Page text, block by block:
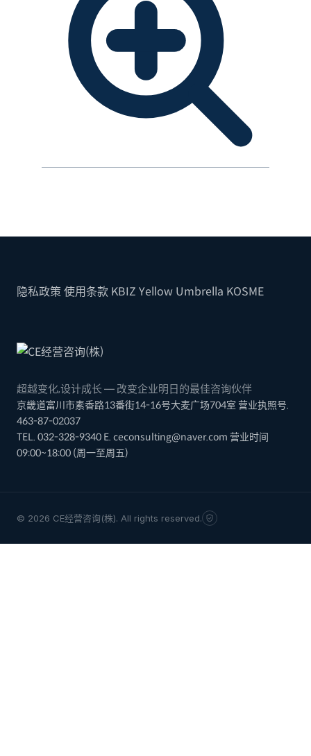
隐私政策使用条款 KBIZ Yellow Umbrella KOSME
超越变化,设计成长 — 改变企业明日的最佳咨询伙伴
京畿道富川市素香路13番街14-16号大麦广场704室 营业执照号.
463-87-02037
TEL. 032-328-9340 E. ceconsulting@naver.com 营业时间
09:00~18:00 (周一至周五)
© 2026 CE经营咨询(株). All rights reserved.